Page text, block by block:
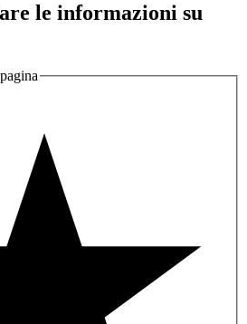
le informazioni su